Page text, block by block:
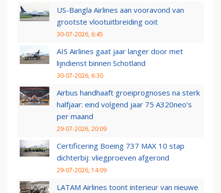
US-Bangla Airlines aan vooravond van
grootste vlootuitbreiding ooit
30-07-2026, 6:45
AIS Airlines gaat jaar langer door met
lijndienst binnen Schotland
30-07-2026, 6:30
Airbus handhaaft groeiprognoses na sterk
halfjaar: eind volgend jaar 75 A320neo’s
per maand
29-07-2026, 20:09
Certificering Boeing 737 MAX 10 stap
dichterbij: vliegproeven afgerond
29-07-2026, 14:09
LATAM Airlines toont interieur van nieuwe